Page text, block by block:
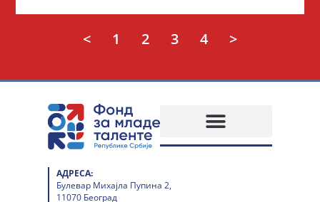
< 1 2 3 4 >
АДРЕСА:
Булевар Михајла Пупина 2,
11070 Београд